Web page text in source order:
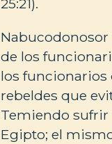
25:21).
de los
los funcionarios
rebeldes que
Temiendo sufrir
Egipto; el